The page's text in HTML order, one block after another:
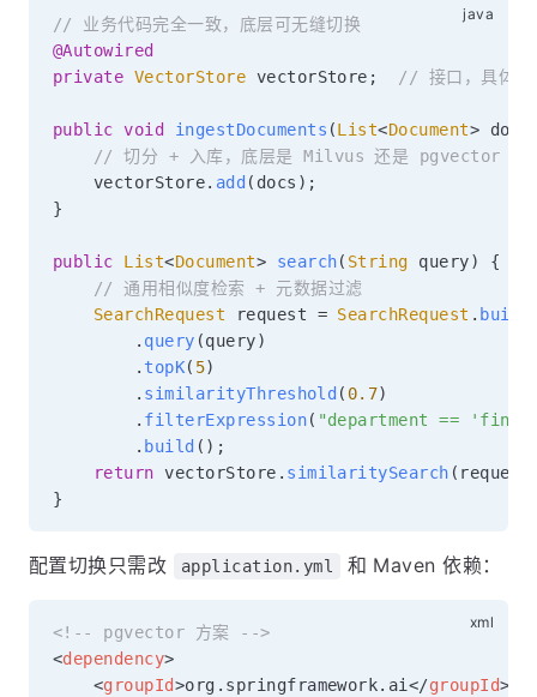
// 业务代码完全一致，底层可无缝切换
@Autowired
private VectorStore vectorStore ; // 接口，具体实
public void ingestDocuments (List<Document> docs
// 切分 + 入库，底层是 Milvus 还是 pgvector 对
    vectorStore
. add ( docs ) ;
}
public List<Document> search( String query)
{
// 通用相似度检索 + 元数据过滤
SearchRequest request = SearchRequest .
. query (query)
. topK( 5)
. similarityThreshold ( 0.7)
. filterExpression( "department ==
. build ( ) ;
return vectorStore . similaritySearch ( request
}
配置切换只需改 application.yml 和 Maven 依赖：
<!-- pgvector 方案 -->
<dependency>
<groupId>org.springframework.ai </groupId>